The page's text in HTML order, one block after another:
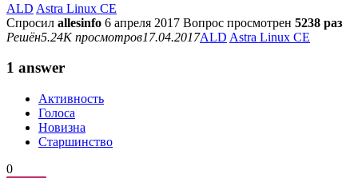
ALD Astra Linux CE
Спросил allesinfo 6 апреля 2017 Вопрос просмотрен 5238 раз
Решён5.24K просмотров17.04.2017ALD Astra Linux CE
1 answer
Активность
Голоса
Новизна
Старшинство
0